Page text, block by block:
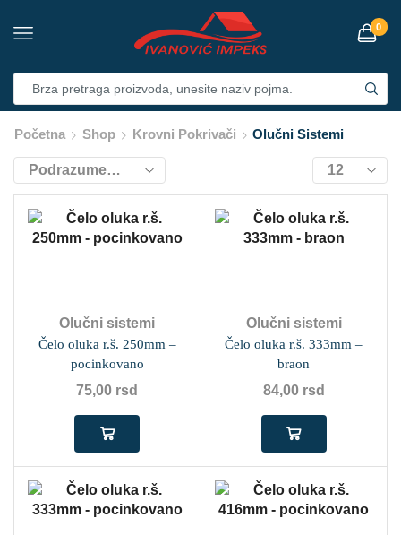
0
Početna Shop Krovni Pokrivači Olučni Sistemi
Olučni sistemi
Čelo oluka r.š. 250mm –
pocinkovano
75,00 rsd
Olučni sistemi
Čelo oluka r.š. 333mm –
braon
84,00 rsd